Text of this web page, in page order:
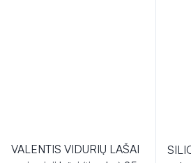
VALENTIS VIDURIŲ LAŠAI